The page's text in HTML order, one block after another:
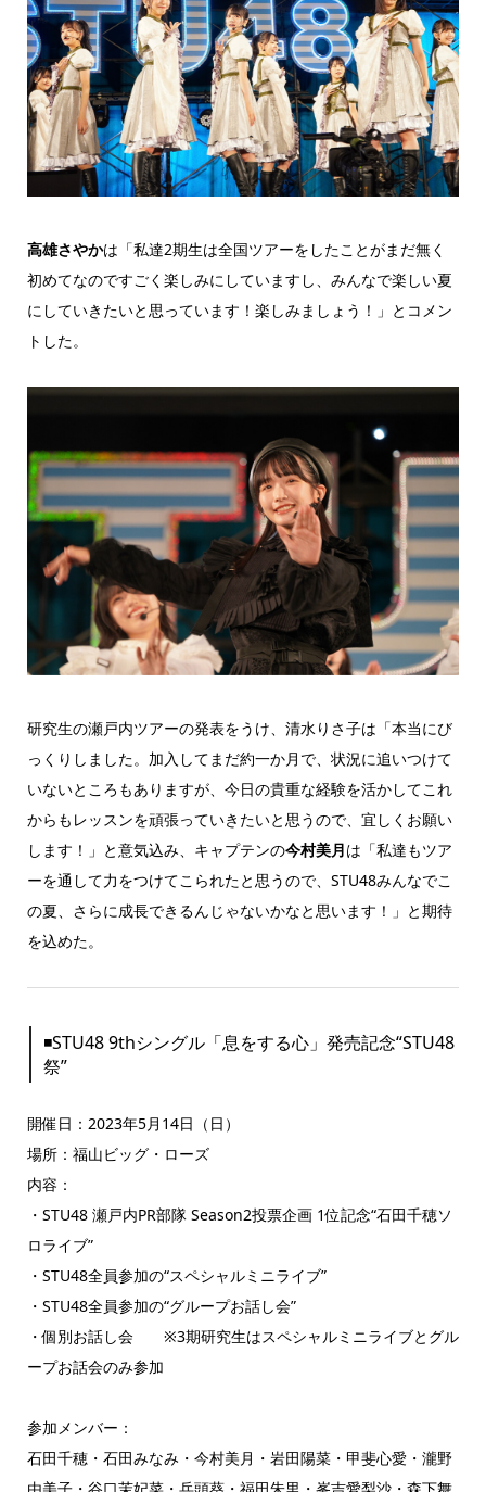
高雄さやかは「私達2期生は全国ツアーをしたことがまだ無く
初めてなのですごく楽しみにしていますし、みんなで楽しい夏
にしていきたいと思っています！楽しみましょう！」とコメン
トした。
研究生の瀬戸内ツアーの発表をうけ、清水りさ子は「本当にび
っくりしました。加入してまだ約一か月で、状況に追いつけて
いないところもありますが、今日の貴重な経験を活かしてこれ
からもレッスンを頑張っていきたいと思うので、宜しくお願い
します！」と意気込み、キャプテンの今村美月は「私達もツア
ーを通して力をつけてこられたと思うので、STU48みんなでこ
の夏、さらに成長できるんじゃないかなと思います！」と期待
を込めた。
◾️STU48 9thシングル「息をする心」発売記念“STU48
祭”
開催日：2023年5月14日（日）
場所：福山ビッグ・ローズ
内容：
・STU48 瀬戸内PR部隊 Season2投票企画 1位記念“石田千穂ソ
ロライブ”
・STU48全員参加の“スペシャルミニライブ”
・STU48全員参加の“グループお話し会”
・個別お話し会 ※3期研究生はスペシャルミニライブとグル
ープお話会のみ参加
参加メンバー：
石田千穂・石田みなみ・今村美月・岩田陽菜・甲斐心愛・瀧野